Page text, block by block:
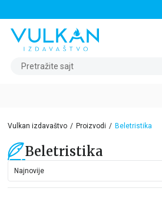
Pretražite sajt
Vulkan izdavaštvo Proizvodi Beletristika
Beletristika